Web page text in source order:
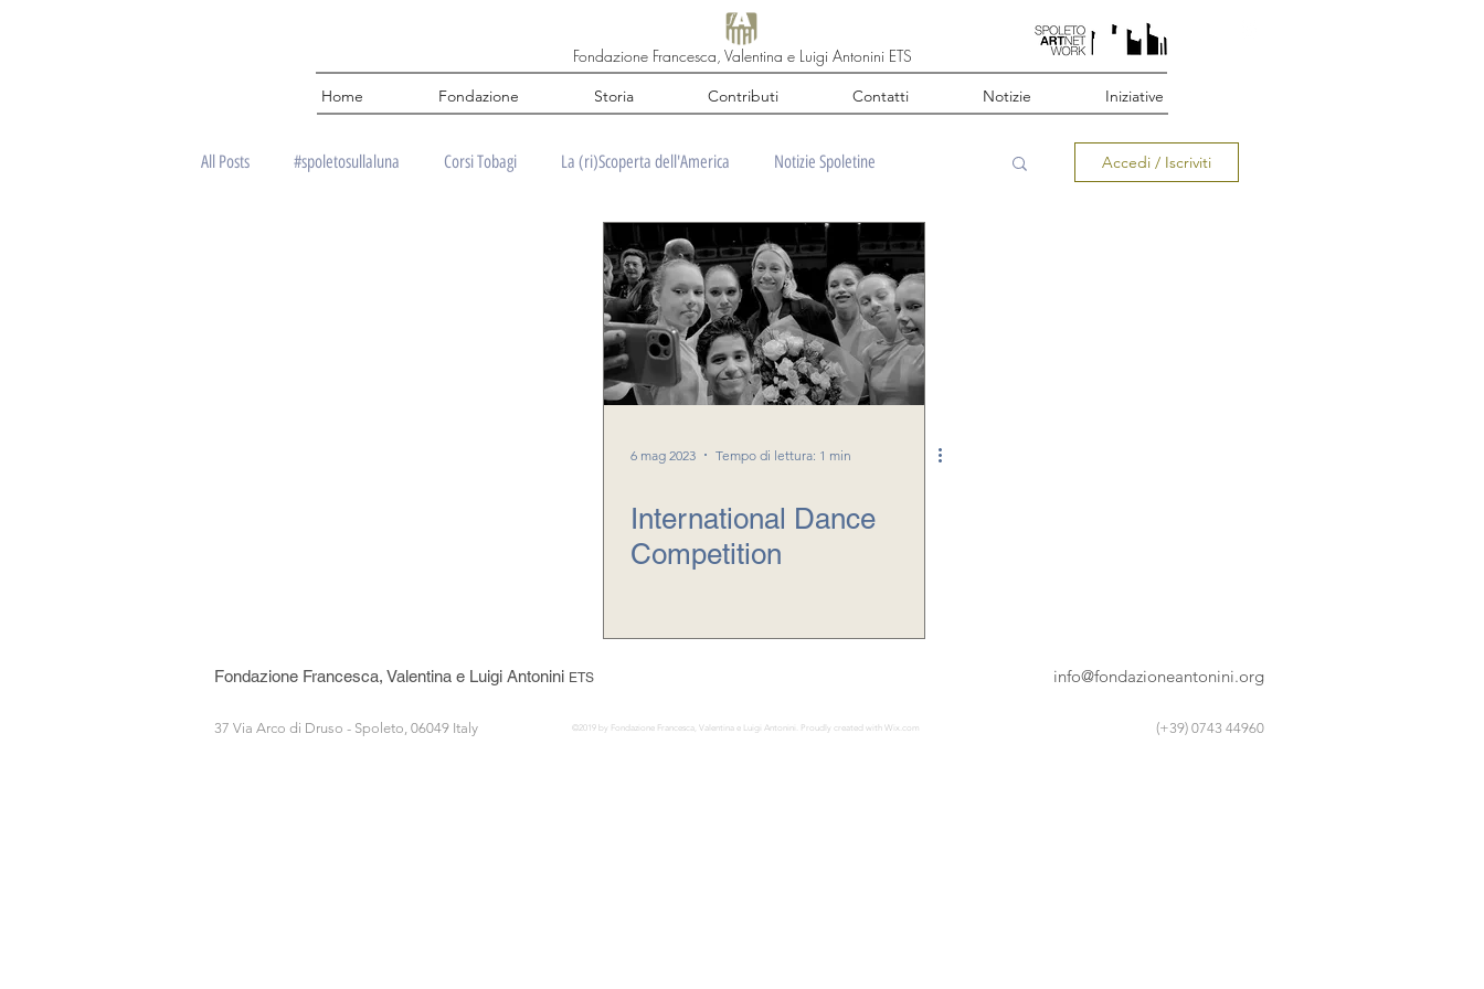
Fondazione Francesca, Valentina e Luigi Antonini ETS
Home Fondazione Storia Contributi Contatti Notizie Iniziative
All Posts #spoletosullaluna Corsi Tobagi La (ri)Scoperta dell'America Notizie Spoletine Accedi / Iscriviti
6 mag 2023 Tempo di lettura: 1 min
International Dance
Competition
Fondazione Francesca, Valentina e Luigi Antonini ETS
37 Via Arco di Druso - Spoleto, 06049 Italy ©2019 by Fondazione Francesca, Valentina e Luigi Antonini. Proudly created with Wix.com
info@fondazioneantonini.org
(+39) 0743 44960